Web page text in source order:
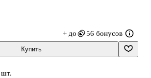
произведения, научит их анализировать,
давать характеристики героям книг и
стихи и рассказы. Читательский
как на уроках литературного
время летних каникул.
+ до 56 бонусов
Купить
шт.